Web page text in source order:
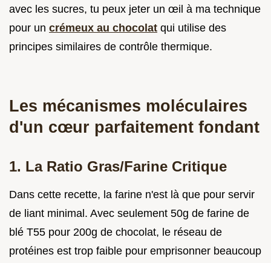
avec les sucres, tu peux jeter un œil à ma technique
pour un crémeux au chocolat qui utilise des
principes similaires de contrôle thermique.
Les mécanismes moléculaires
d'un cœur parfaitement fondant
1. La Ratio Gras/Farine Critique
Dans cette recette, la farine n'est là que pour servir
de liant minimal. Avec seulement 50g de farine de
blé T55 pour 200g de chocolat, le réseau de
protéines est trop faible pour emprisonner beaucoup